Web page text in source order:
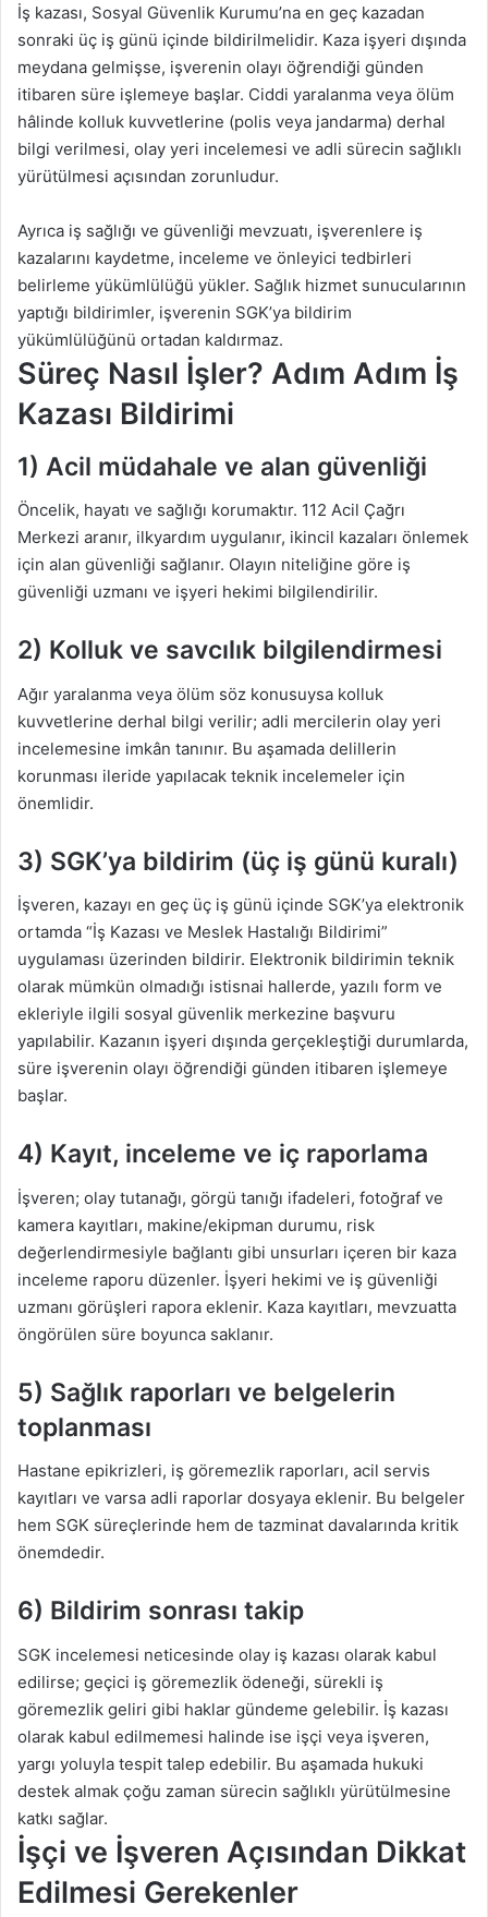
İş kazası, Sosyal Güvenlik Kurumu’na en geç kazadan
sonraki üç iş günü içinde bildirilmelidir. Kaza işyeri dışında
meydana gelmişse, işverenin olayı öğrendiği günden
itibaren süre işlemeye başlar. Ciddi yaralanma veya ölüm
hâlinde kolluk kuvvetlerine (polis veya jandarma) derhal
bilgi verilmesi, olay yeri incelemesi ve adli sürecin sağlıklı
yürütülmesi açısından zorunludur.
Ayrıca iş sağlığı ve güvenliği mevzuatı, işverenlere iş
kazalarını kaydetme, inceleme ve önleyici tedbirleri
belirleme yükümlülüğü yükler. Sağlık hizmet sunucularının
yaptığı bildirimler, işverenin SGK’ya bildirim
yükümlülüğünü ortadan kaldırmaz.
Süreç Nasıl İşler? Adım Adım İş
Kazası Bildirimi
1) Acil müdahale ve alan güvenliği
Öncelik, hayatı ve sağlığı korumaktır. 112 Acil Çağrı
Merkezi aranır, ilkyardım uygulanır, ikincil kazaları önlemek
için alan güvenliği sağlanır. Olayın niteliğine göre iş
güvenliği uzmanı ve işyeri hekimi bilgilendirilir.
2) Kolluk ve savcılık bilgilendirmesi
Ağır yaralanma veya ölüm söz konusuysa kolluk
kuvvetlerine derhal bilgi verilir; adli mercilerin olay yeri
incelemesine imkân tanınır. Bu aşamada delillerin
korunması ileride yapılacak teknik incelemeler için
önemlidir.
3) SGK’ya bildirim (üç iş günü kuralı)
İşveren, kazayı en geç üç iş günü içinde SGK’ya elektronik
ortamda “İş Kazası ve Meslek Hastalığı Bildirimi”
uygulaması üzerinden bildirir. Elektronik bildirimin teknik
olarak mümkün olmadığı istisnai hallerde, yazılı form ve
ekleriyle ilgili sosyal güvenlik merkezine başvuru
yapılabilir. Kazanın işyeri dışında gerçekleştiği durumlarda,
süre işverenin olayı öğrendiği günden itibaren işlemeye
başlar.
4) Kayıt, inceleme ve iç raporlama
İşveren; olay tutanağı, görgü tanığı ifadeleri, fotoğraf ve
kamera kayıtları, makine/ekipman durumu, risk
değerlendirmesiyle bağlantı gibi unsurları içeren bir kaza
inceleme raporu düzenler. İşyeri hekimi ve iş güvenliği
uzmanı görüşleri rapora eklenir. Kaza kayıtları, mevzuatta
öngörülen süre boyunca saklanır.
5) Sağlık raporları ve belgelerin
toplanması
Hastane epikrizleri, iş göremezlik raporları, acil servis
kayıtları ve varsa adli raporlar dosyaya eklenir. Bu belgeler
hem SGK süreçlerinde hem de tazminat davalarında kritik
önemdedir.
6) Bildirim sonrası takip
SGK incelemesi neticesinde olay iş kazası olarak kabul
edilirse; geçici iş göremezlik ödeneği, sürekli iş
göremezlik geliri gibi haklar gündeme gelebilir. İş kazası
olarak kabul edilmemesi halinde ise işçi veya işveren,
yargı yoluyla tespit talep edebilir. Bu aşamada hukuki
destek almak çoğu zaman sürecin sağlıklı yürütülmesine
katkı sağlar.
İşçi ve İşveren Açısından Dikkat
Edilmesi Gerekenler